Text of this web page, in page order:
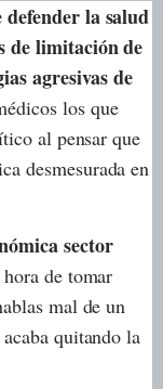
la salud
de limitación de
agresivas de
los que
al pensar que
desmesurada en
sector
de tomar
mal de un
quitando la